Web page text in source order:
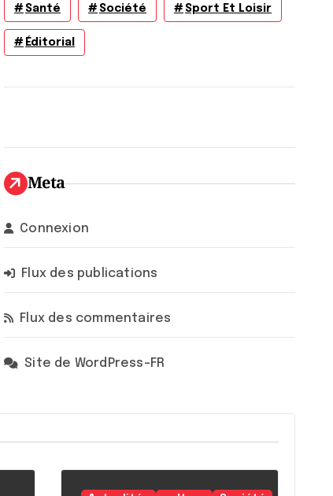
Santé Société Sport Et Loisir
Éditorial
Meta
Connexion
Flux des publications
Flux des commentaires
Site de WordPress-FR